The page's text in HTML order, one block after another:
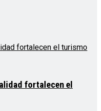
fortalecen el